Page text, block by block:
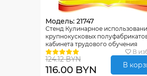
Модель: 21747
Стенд Кулинарное
крупнокусковых
кабинета трудового обучения
690*860мм
В
124.12 BYN
116.00 BYN В